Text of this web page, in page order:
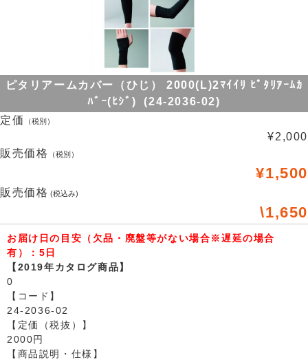
ピタリアームカバー（ひじ） 2000(L)2ﾏｲｲﾘ ﾋﾟﾀﾘｱｰﾑｶ
ﾊﾞｰ(ﾋｼﾞ) (24-2036-02)
定価
（税別）
¥2,000
販売価格
（税別）
¥1,500
販売価格 (税込み)
\1,650
お届け日の目安（欠品・廃盤等がない場合※遅延の場合
有）：5日
【2019年カタログ商品】
0
【コード】
24-2036-02
【定価（税抜）】
2000円
【商品説明・仕様】